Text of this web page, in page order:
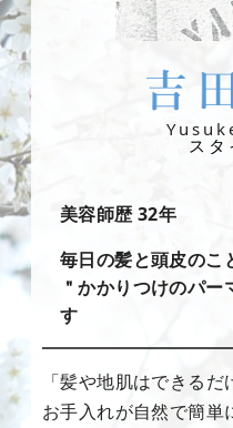
スタ
美容師歴 32年
毎日の髪と頭皮のこ
＂かかりつけのパ
す
「髪や地肌はできる
お手入れが自然で簡単